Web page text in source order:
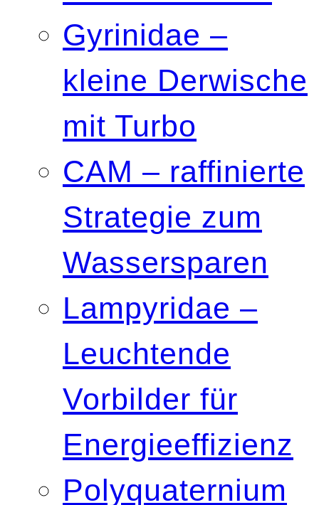
Gyrinidae –
kleine Derwische
mit Turbo
CAM – raffinierte
Strategie zum
Wassersparen
Lampyridae –
Leuchtende
Vorbilder für
Energieeffizienz
Polyquaternium